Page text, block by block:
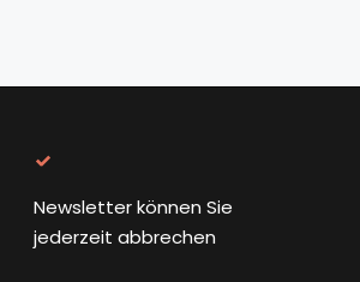
Newsletter können Sie
jederzeit abbrechen